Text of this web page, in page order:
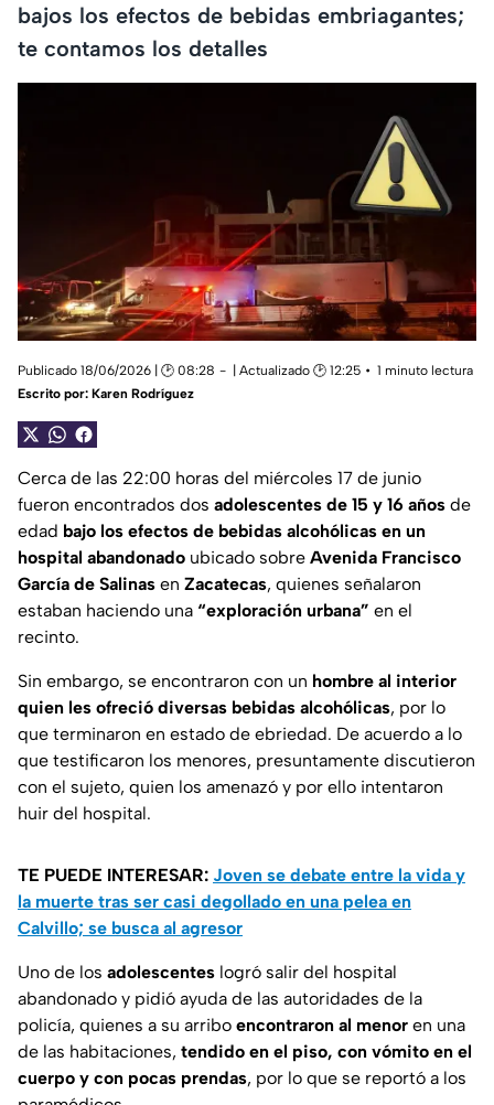
bajos los efectos de bebidas embriagantes;
te contamos los detalles
Publicado 18/06/2026 | 🕑 08:28 | Actualizado 🕑 12:25
1 minuto lectura
Escrito por: Karen Rodríguez
Cerca de las 22:00 horas del miércoles 17 de junio
fueron encontrados dos adolescentes de 15 y 16 años de
edad bajo los efectos de bebidas alcohólicas en un
hospital abandonado ubicado sobre Avenida Francisco
García de Salinas en Zacatecas, quienes señalaron
estaban haciendo una “exploración urbana” en el
recinto.
Sin embargo, se encontraron con un hombre al interior
quien les ofreció diversas bebidas alcohólicas, por lo
que terminaron en estado de ebriedad. De acuerdo a lo
que testificaron los menores, presuntamente discutieron
con el sujeto, quien los amenazó y por ello intentaron
huir del hospital.
TE PUEDE INTERESAR: Joven se debate entre la vida y
la muerte tras ser casi degollado en una pelea en
Calvillo; se busca al agresor
Uno de los adolescentes logró salir del hospital
abandonado y pidió ayuda de las autoridades de la
policía, quienes a su arribo encontraron al menor en una
de las habitaciones, tendido en el piso, con vómito en el
cuerpo y con pocas prendas, por lo que se reportó a los